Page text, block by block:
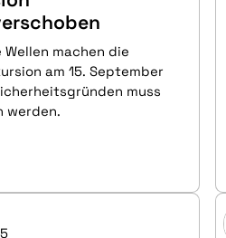
machen die
am 15. September
muss
werden.